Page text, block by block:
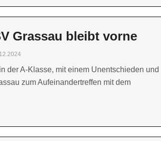
Grassau bleibt vorne
der A-Klasse, mit einem Unentschieden und
zum Aufeinandertreffen mit dem